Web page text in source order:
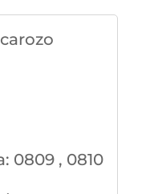
: 0809 , 0810